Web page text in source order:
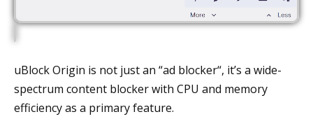
uBlock Origin is not just an “ad blocker“, it’s a wide-
spectrum content blocker with CPU and memory
efficiency as a primary feature.